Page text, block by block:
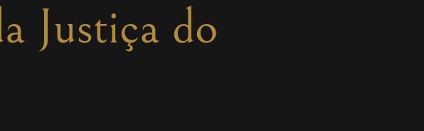
Justiça do